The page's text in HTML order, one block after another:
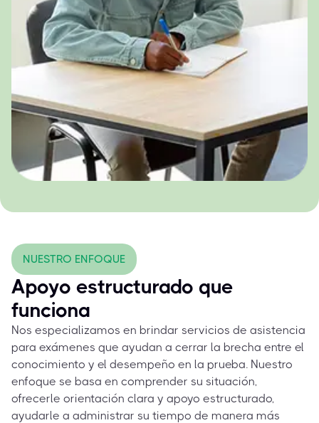
NUESTRO ENFOQUE
Apoyo estructurado que
funciona
Nos especializamos en brindar servicios de asistencia
para exámenes que ayudan a cerrar la brecha entre el
conocimiento y el desempeño en la prueba. Nuestro
enfoque se basa en comprender su situación,
ofrecerle orientación clara y apoyo estructurado,
ayudarle a administrar su tiempo de manera más